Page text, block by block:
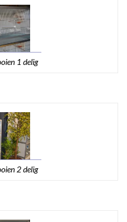
1 delig
2 delig